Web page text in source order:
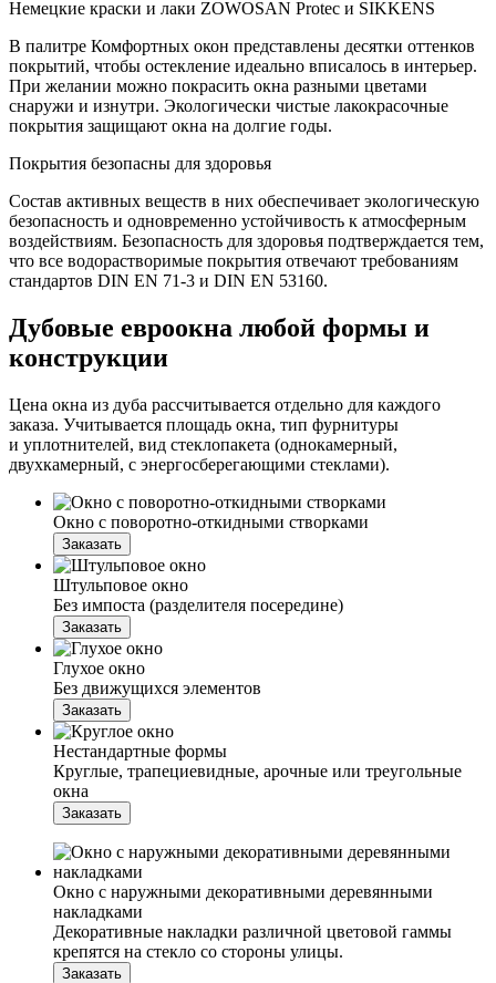
Немецкие краски и лаки ZOWOSAN Protec и SIKKENS
В палитре Комфортных окон представлены десятки оттенков
покрытий, чтобы остекление идеально вписалось в интерьер.
При желании можно покрасить окна разными цветами
снаружи и изнутри. Экологически чистые лакокрасочные
покрытия защищают окна на долгие годы.
Покрытия безопасны для здоровья
Состав активных веществ в них обеспечивает экологическую
безопасность и одновременно устойчивость к атмосферным
воздействиям. Безопасность для здоровья подтверждается тем,
что все водорастворимые покрытия отвечают требованиям
стандартов DIN EN 71-3 и DIN EN 53160.
Дубовые евроокна любой формы и
конструкции
Цена окна из дуба рассчитывается отдельно для каждого
заказа. Учитывается площадь окна, тип фурнитуры
и уплотнителей, вид стеклопакета (однокамерный,
двухкамерный, с энергосберегающими стеклами).
Окно с поворотно-откидными створками
Заказать
Штульповое окно
Без импоста (разделителя посередине)
Заказать
Глухое окно
Без движущихся элементов
Заказать
Нестандартные формы
Круглые, трапециевидные, арочные или треугольные
окна
Заказать
Окно с наружными декоративными деревянными
накладками
Декоративные накладки различной цветовой гаммы
крепятся на стекло со стороны улицы.
Заказать